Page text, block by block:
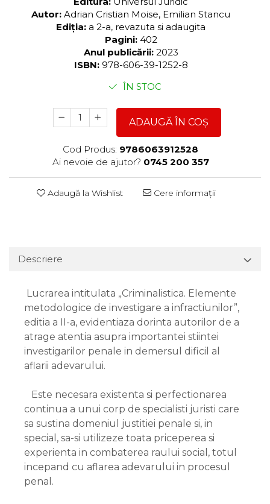
Autor: Adrian Cristian Moise, Emilian Stancu
Ediția: a 2-a, revazuta si adaugita
Pagini: 402
Anul publicării: 2023
ISBN: 978-606-39-1252-8
ÎN STOC
ADAUGĂ ÎN COȘ
Cod Produs: 9786063912528
Ai nevoie de ajutor? 0745 200 357
Adaugă la Wishlist Cere informații
Descriere
Lucrarea intitulata „Criminalistica. Elemente
metodologice de investigare a infractiunilor”,
editia a II-a, evidentiaza dorinta autorilor de a
atrage atentia asupra importantei stiintei
investigarilor penale in demersul dificil al
aflarii adevarului.
Este necesara existenta si perfectionarea
continua a unui corp de specialisti juristi care
sa sustina domeniul justitiei penale si, in
special, sa-si utilizeze toata priceperea si
experienta in combaterea raului social, totul
incepand cu aflarea adevarului in procesul
penal.